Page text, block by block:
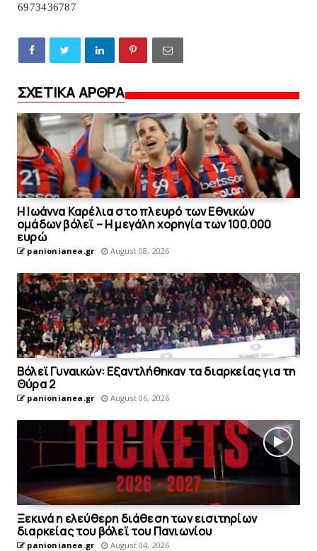
6973436787
ΣΧΕΤΙΚΑ ΑΡΘΡΑ
Η Ιωάννα Καρέλια στο πλευρό των Εθνικών
ομάδων βόλεϊ – H μεγάλη χορηγία των 100.000
ευρώ
panionianea.gr August 08, 2026
Bόλεϊ Γυναικών: Εξαντλήθηκαν τα διαρκείας για τη
Θύρα 2
panionianea.gr August 06, 2026
Ξεκινά η ελεύθερη διάθεση των εισιτηρίων
διαρκείας του βόλεϊ τoυ Πανιωνίου
panionianea.gr August 04, 2026